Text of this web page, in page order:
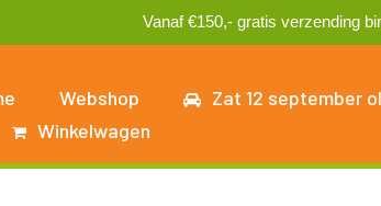
Vanaf €150,- gratis verzending
Webshop Zat 12 september
Winkelwagen